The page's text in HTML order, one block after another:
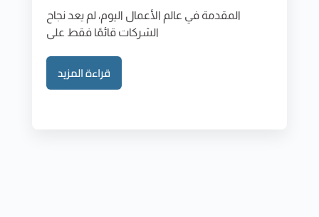
المقدمة في عالم الأعمال اليوم، لم يعد نجاح
الشركات قائمًا فقط على
قراءة المزيد